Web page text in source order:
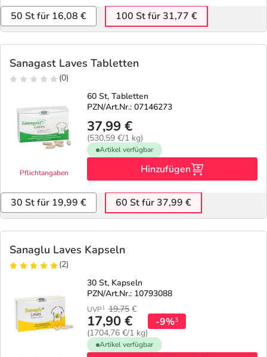
50 St für 16,08 € 100 St für 31,77 €
Sanagast Laves Tabletten
(0)
Pflichtangaben
60 St, Tabletten
PZN/Art.Nr.: 07146273
37,99 €
(530,59 €/1 kg)
Artikel verfügbar
Hinzufügen
30 St für 19,99 € 60 St für 37,99 €
Sanaglu Laves Kapseln
(2)
30 St, Kapseln
PZN/Art.Nr.: 10793088
UVP1 19,75 €
17,90 €
(1704,76 €/1 kg)
-9%3
Artikel verfügbar